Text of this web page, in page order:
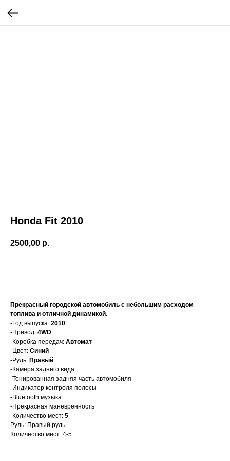
Honda Fit 2010
2500,00 р.
Прекрасный городской автомобиль с небольшим расходом
топлива и отличной динамикой.
-Год выпуска: 2010
-Привод: 4WD
-Коробка передач: Автомат
-Цвет: Синий
-Руль: Правый
-Камера заднего вида
-Тонированная задняя часть автомобиля
-Индикатор контроля полосы
-Bluetooth музыка
-Прекрасная маневренность
-Количество мест: 5
Руль: Правый руль
Количество мест: 4-5